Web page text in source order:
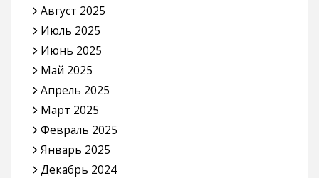
Август 2025
Июль 2025
Июнь 2025
Май 2025
Апрель 2025
Март 2025
Февраль 2025
Январь 2025
Декабрь 2024